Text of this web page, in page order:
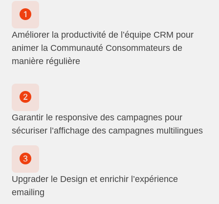
Améliorer la productivité de l’équipe CRM pour
animer la Communauté Consommateurs de
manière régulière
Garantir le responsive des campagnes pour
sécuriser l’affichage des campagnes multilingues
Upgrader le Design et enrichir l’expérience
emailing